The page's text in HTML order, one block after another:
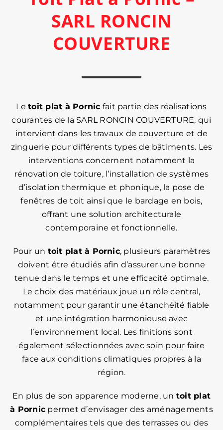
SARL RONCIN
COUVERTURE
Letoit plat à Pornic fait partie des réalisations
courantes de la SARL RONCIN COUVERTURE, qui
intervient dans les travaux de couverture et de
zinguerie pour différents types de bâtiments. Les
interventions concernent notamment la
rénovation de toiture, l’installation de systèmes
d’isolation thermique et phonique, la pose de
fenêtres de toit ainsi que le bardage en bois,
offrant une solution architecturale
contemporaine et fonctionnelle.
Pour un toit plat à Pornic, plusieurs paramètres
doivent être étudiés afin d’assurer une bonne
tenue dans le temps et une efficacité optimale.
Le choix des matériaux joue un rôle central,
notamment pour garantir une étanchéité fiable
et une intégration harmonieuse avec
l’environnement local. Les finitions sont
également sélectionnées avec soin pour faire
face aux conditions climatiques propres à la
région.
En plus de son apparence moderne, un toit plat
à Pornic permet d’envisager des aménagements
complémentaires tels que des terrasses ou des